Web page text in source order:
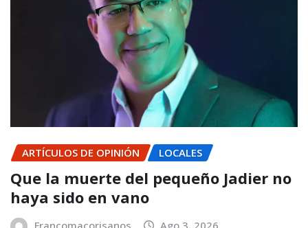
ARTÍCULOS DE OPINIÓN LOCALES
Que la muerte del pequeño Jadier no
haya sido en vano